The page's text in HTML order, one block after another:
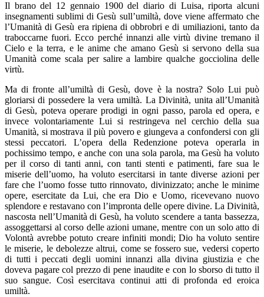
Il brano del 12 gennaio 1900 del diario di Luisa, riporta alcuni
insegnamenti sublimi di Gesù sull’umiltà, dove viene affermato che
l’Umanità di Gesù era ripiena di obbrobri e di umiliazioni, tanto da
traboccarne fuori. Ecco perché innanzi alle virtù divine tremano il
Cielo e la terra, e le anime che amano Gesù si servono della sua
Umanità come scala per salire a lambire qualche gocciolina delle
virtù.
Ma di fronte all’umiltà di Gesù, dove è la nostra? Solo Lui può
gloriarsi di possedere la vera umiltà. La Divinità, unita all’Umanità
di Gesù, poteva operare prodigi in ogni passo, parola ed opera, e
invece volontariamente Lui si restringeva nel cerchio della sua
Umanità, si mostrava il più povero e giungeva a confondersi con gli
stessi peccatori. L’opera della Redenzione poteva operarla in
pochissimo tempo, e anche con una sola parola, ma Gesù ha voluto
per il corso di tanti anni, con tanti stenti e patimenti, fare sua le
miserie dell’uomo, ha voluto esercitarsi in tante diverse azioni per
fare che l’uomo fosse tutto rinnovato, divinizzato; anche le minime
opere, esercitate da Lui, che era Dio e Uomo, ricevevano nuovo
splendore e restavano con l’impronta delle opere divine. La Divinità,
nascosta nell’Umanità di Gesù, ha voluto scendere a tanta bassezza,
assoggettarsi al corso delle azioni umane, mentre con un solo atto di
Volontà avrebbe potuto creare infiniti mondi; Dio ha voluto sentire
le miserie, le debolezze altrui, come se fossero sue, vedersi coperto
di tutti i peccati degli uomini innanzi alla divina giustizia e che
doveva pagare col prezzo di pene inaudite e con lo sborso di tutto il
suo sangue. Così esercitava continui atti di profonda ed eroica
umiltà.